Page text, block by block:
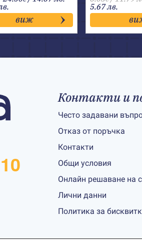
range:
7.50€
through
24.50€
виж
5.67 лв.
Контакти и
Често задавани
Отказ от поръчка
Контакти
Общи условия
Онлайн решаване на
Лични данни
Политика за